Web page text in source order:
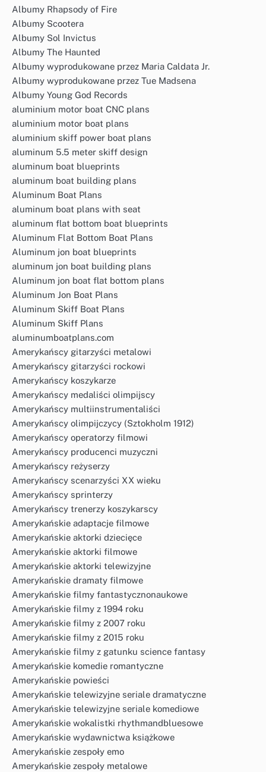
Albumy Rhapsody of Fire
Albumy Scootera
Albumy Sol Invictus
Albumy The Haunted
Albumy wyprodukowane przez Maria Caldata Jr.
Albumy wyprodukowane przez Tue Madsena
Albumy Young God Records
aluminium motor boat CNC plans
aluminium motor boat plans
aluminium skiff power boat plans
aluminum 5.5 meter skiff design
aluminum boat blueprints
aluminum boat building plans
Aluminum Boat Plans
aluminum boat plans with seat
aluminum flat bottom boat blueprints
Aluminum Flat Bottom Boat Plans
Aluminum jon boat blueprints
aluminum jon boat building plans
Aluminum jon boat flat bottom plans
Aluminum Jon Boat Plans
Aluminum Skiff Boat Plans
Aluminum Skiff Plans
aluminumboatplans.com
Amerykańscy gitarzyści metalowi
Amerykańscy gitarzyści rockowi
Amerykańscy koszykarze
Amerykańscy medaliści olimpijscy
Amerykańscy multiinstrumentaliści
Amerykańscy olimpijczycy (Sztokholm 1912)
Amerykańscy operatorzy filmowi
Amerykańscy producenci muzyczni
Amerykańscy reżyserzy
Amerykańscy scenarzyści XX wieku
Amerykańscy sprinterzy
Amerykańscy trenerzy koszykarscy
Amerykańskie adaptacje filmowe
Amerykańskie aktorki dziecięce
Amerykańskie aktorki filmowe
Amerykańskie aktorki telewizyjne
Amerykańskie dramaty filmowe
Amerykańskie filmy fantastycznonaukowe
Amerykańskie filmy z 1994 roku
Amerykańskie filmy z 2007 roku
Amerykańskie filmy z 2015 roku
Amerykańskie filmy z gatunku science fantasy
Amerykańskie komedie romantyczne
Amerykańskie powieści
Amerykańskie telewizyjne seriale dramatyczne
Amerykańskie telewizyjne seriale komediowe
Amerykańskie wokalistki rhythmandbluesowe
Amerykańskie wydawnictwa książkowe
Amerykańskie zespoły emo
Amerykańskie zespoły metalowe